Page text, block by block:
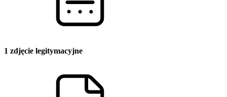
1 zdjęcie legitymacyjne